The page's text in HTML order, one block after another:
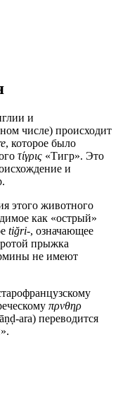
и
числе) происходит
, которое было
τίγρις «Тигр». Это
и
этого животного
как «острый»
tiğri-, означающее
прыжка
не имеют
πρνθηρ
ara) переводится